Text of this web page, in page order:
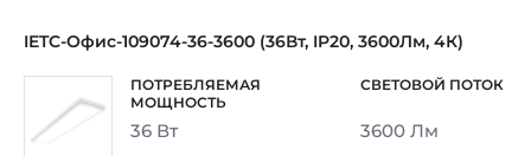
IETC-Офис-109074-36-3600 (36Вт, IP20, 3600Лм, 4К)
36 Вт 3600 Лм